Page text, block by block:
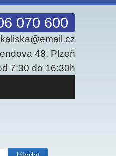
070 600
48, Plzeň
7:30 do 16:30h